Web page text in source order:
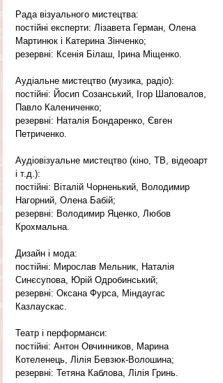
Рада візуального мистецтва:
постійні експерти: Лізавета Герман, Олена
Мартинюк і Катерина Зінченко;
резервні: Ксенія Білаш, Ірина Міщенко.
Аудіальне мистецтво (музика, радіо):
постійні: Йосип Созанський, Ігор Шаповалов,
Павло Калениченко;
резервні: Наталія Бондаренко, Євген
Петриченко.
Аудіовізуальне мистецтво (кіно, ТВ, відеоарт
і т.д.):
постійні: Віталій Чорненький, Володимир
Нагорний, Олена Бабій;
резервні: Володимир Яценко, Любов
Крохмальна.
Дизайн і мода:
постійні: Мирослав Мельник, Наталія
Синєсупова, Юрій Одробинський;
резервні: Оксана Фурса, Міндаугас
Казлаускас.
Театр і перформанси:
постійні: Антон Овчинников, Марина
Котеленець, Лілія Бевзюк-Волошина;
резервні: Тетяна Каблова, Лілія Гринь.